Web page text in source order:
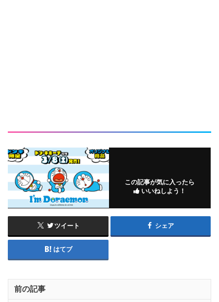
この記事が気に入ったら
いいねしよう！
ツイート シェア
はてブ
前の記事